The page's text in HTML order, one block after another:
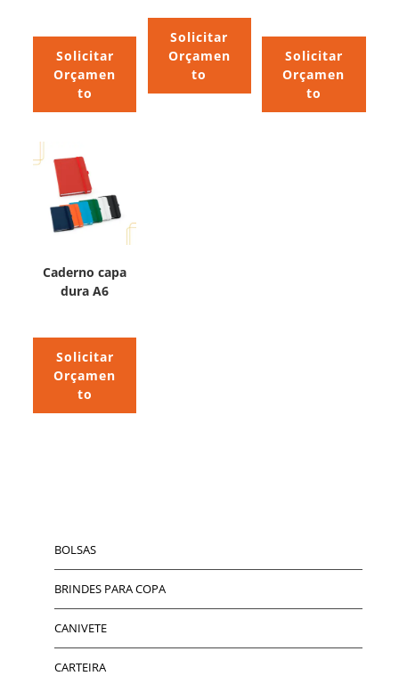
Solicitar
Orçamen
to
Solicitar
Orçamen
to
Solicitar
Orçamen
to
Caderno capa
dura A6
Solicitar
Orçamen
to
BOLSAS
BRINDES PARA COPA
CANIVETE
CARTEIRA